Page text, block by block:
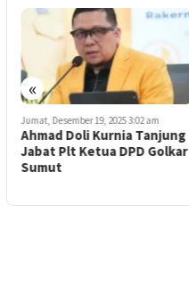
«
Jumat, Desember 19, 2025 3:02 am
Ahmad Doli Kurnia Tanjung
Jabat Plt Ketua DPD Golkar
Sumut